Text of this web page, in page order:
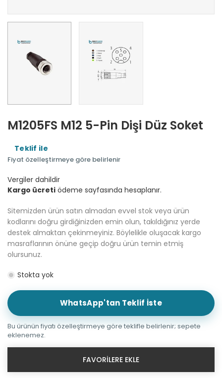
M1205FS M12 5-Pin Dişi Düz Soket
Teklif ile
Fiyat özelleştirmeye göre belirlenir
Vergiler dahildir
Kargo ücreti ödeme sayfasında hesaplanır.
Sitemizden ürün satın almadan evvel stok veya ürün
kodlarını doğru girdiğinizden emin olun, takıldığınız yerde
destek almaktan çekinmeyiniz. Böylelikle oluşacak kargo
masraflarının önüne geçip doğru ürün temin etmiş
olursunuz.
Stokta yok
WhatsApp'tan Teklif İste
Bu ürünün fiyatı özelleştirmeye göre teklifle belirlenir; sepete
eklenemez.
FAVORILERE EKLE